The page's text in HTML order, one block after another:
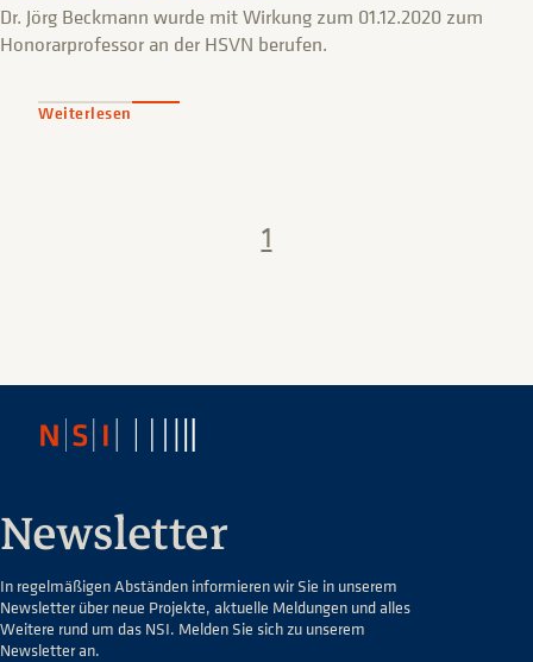
Dr. Jörg Beckmann wurde mit Wirkung zum 01.12.2020 zum
Honorarprofessor an der HSVN berufen.
Weiterlesen
1
Newsletter
In regelmäßigen Abständen informieren wir Sie in unserem
Newsletter über neue Projekte, aktuelle Meldungen und alles
Weitere rund um das NSI. Melden Sie sich zu unserem
Newsletter an.